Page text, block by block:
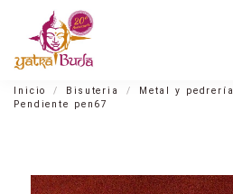
Inicio Bisuteria Metal y pedrería
Pendiente pen67